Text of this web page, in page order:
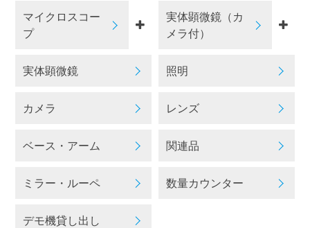
マイクロスコー
プ
実体顕微鏡（カ
メラ付）
実体顕微鏡 照明
カメラ レンズ
ベース・アーム 関連品
ミラー・ルーペ 数量カウンター
デモ機貸し出し